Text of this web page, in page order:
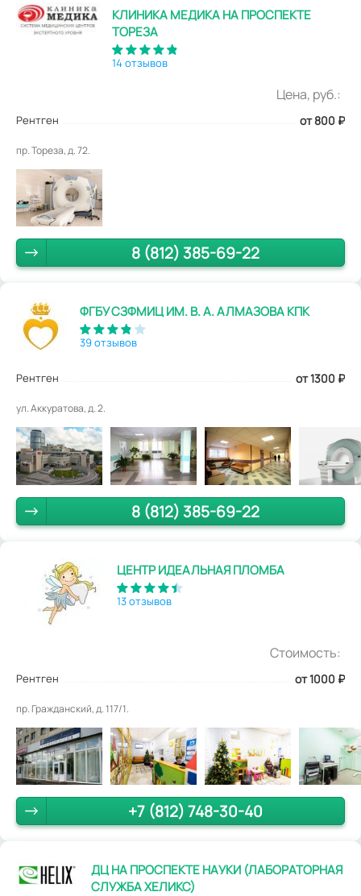
КЛИНИКА МЕДИКА НА ПРОСПЕКТЕ
ТОРЕЗА
14 отзывов
Цена, руб.:
Рентген от 800 ₽
пр. Тореза, д. 72.
8 (812) 385-69-22
ФГБУ СЗФМИЦ ИМ. В. А. АЛМАЗОВА КПК
39 отзывов
Рентген от 1300 ₽
ул. Аккуратова, д. 2.
8 (812) 385-69-22
ЦЕНТР ИДЕАЛЬНАЯ ПЛОМБА
13 отзывов
Стоимость:
Рентген от 1000 ₽
пр. Гражданский, д. 117/1.
+7 (812) 748-30-40
ДЦ НА ПРОСПЕКТЕ НАУКИ (ЛАБОРАТОРНАЯ
СЛУЖБА ХЕЛИКС)